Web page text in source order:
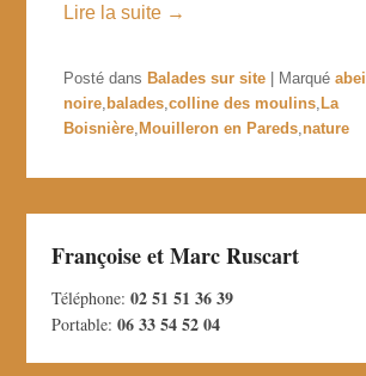
Lire la suite →
Posté dans Balades sur site Marqué
noire balades ,colline des moulins La
Boisnière Mouilleron en Pareds nature
Françoise et Marc Ruscart
Téléphone:02 51 51 36 39
Portable:06 33 54 52 04